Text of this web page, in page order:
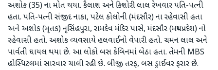
અશોક (35) ના મોત થયા. કૈલાશ અને કિશોરી લાલ રેખવાર પતિ-પત્ની
હતા. પતિ-પત્ની સંજીદ નાકા, પટેલ કોલોની (મંદસૌર) ના રહેવાસી હતા
અને અશોક (મૃતક) નૃસિંહપુરા, રામદેવ મંદિર પાસે, મંદસૌર (મધ્યપ્રદેશ) નો
રહેવાસી હતો. અશોક વ્યવસાયે હલવાઈનો વેપારી હતો. ચમન લાલ અને
પાર્વતી ઘાયલ થયા છે. આ લોકો બસ કેબિનમાં બેઠા હતા. તેમની MBS
હોસ્પિટલમાં સારવાર ચાલી રહી છે. બીજી તરફ, બસ ડ્રાઈવર ફરાર છે.